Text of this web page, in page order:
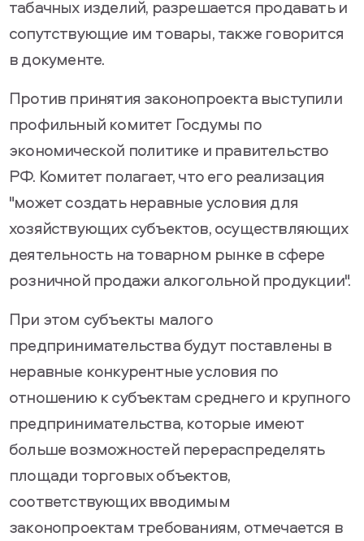
табачных изделий, разрешается продавать и
сопутствующие им товары, также говорится
в документе.
Против принятия законопроекта выступили
профильный комитет Госдумы по
экономической политике и правительство
РФ. Комитет полагает, что его реализация
"может создать неравные условия для
хозяйствующих субъектов, осуществляющих
деятельность на товарном рынке в сфере
розничной продажи алкогольной продукции".
При этом субъекты малого
предпринимательства будут поставлены в
неравные конкурентные условия по
отношению к субъектам среднего и крупного
предпринимательства, которые имеют
больше возможностей перераспределять
площади торговых объектов,
соответствующих вводимым
законопроектам требованиям, отмечается в